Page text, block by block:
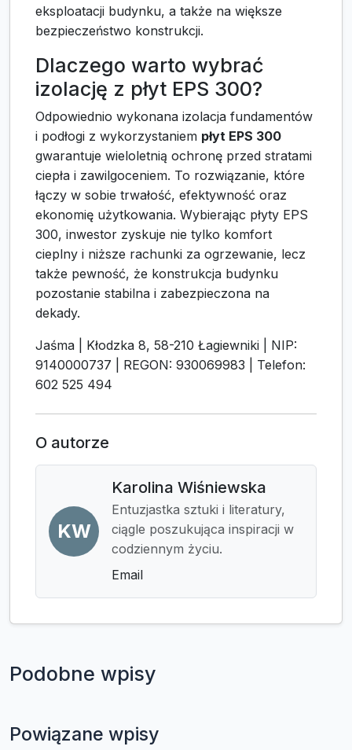
eksploatacji budynku, a także na większe
bezpieczeństwo konstrukcji.
Dlaczego warto wybrać
izolację z płyt EPS 300?
Odpowiednio wykonana izolacja fundamentów
i podłogi z wykorzystaniem płyt EPS 300
gwarantuje wieloletnią ochronę przed stratami
ciepła i zawilgoceniem. To rozwiązanie, które
łączy w sobie trwałość, efektywność oraz
ekonomię użytkowania. Wybierając płyty EPS
300, inwestor zyskuje nie tylko komfort
cieplny i niższe rachunki za ogrzewanie, lecz
także pewność, że konstrukcja budynku
pozostanie stabilna i zabezpieczona na
dekady.
Jaśma | Kłodzka 8, 58-210 Łagiewniki | NIP:
9140000737 | REGON: 930069983 | Telefon:
602 525 494
O autorze
KW
Karolina Wiśniewska
Entuzjastka sztuki i literatury,
ciągle poszukująca inspiracji w
codziennym życiu.
Email
Podobne wpisy
Powiązane wpisy